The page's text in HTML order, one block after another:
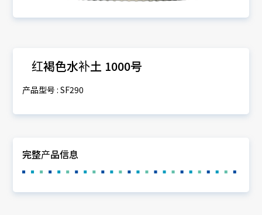
红褐色水补土 1000号
产品型号 : SF290
完整产品信息